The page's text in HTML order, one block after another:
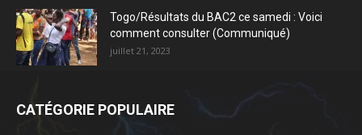
Togo/Résultats du BAC2 ce samedi : Voici
comment consulter (Communiqué)
juillet 21, 2023
CATÉGORIE POPULAIRE